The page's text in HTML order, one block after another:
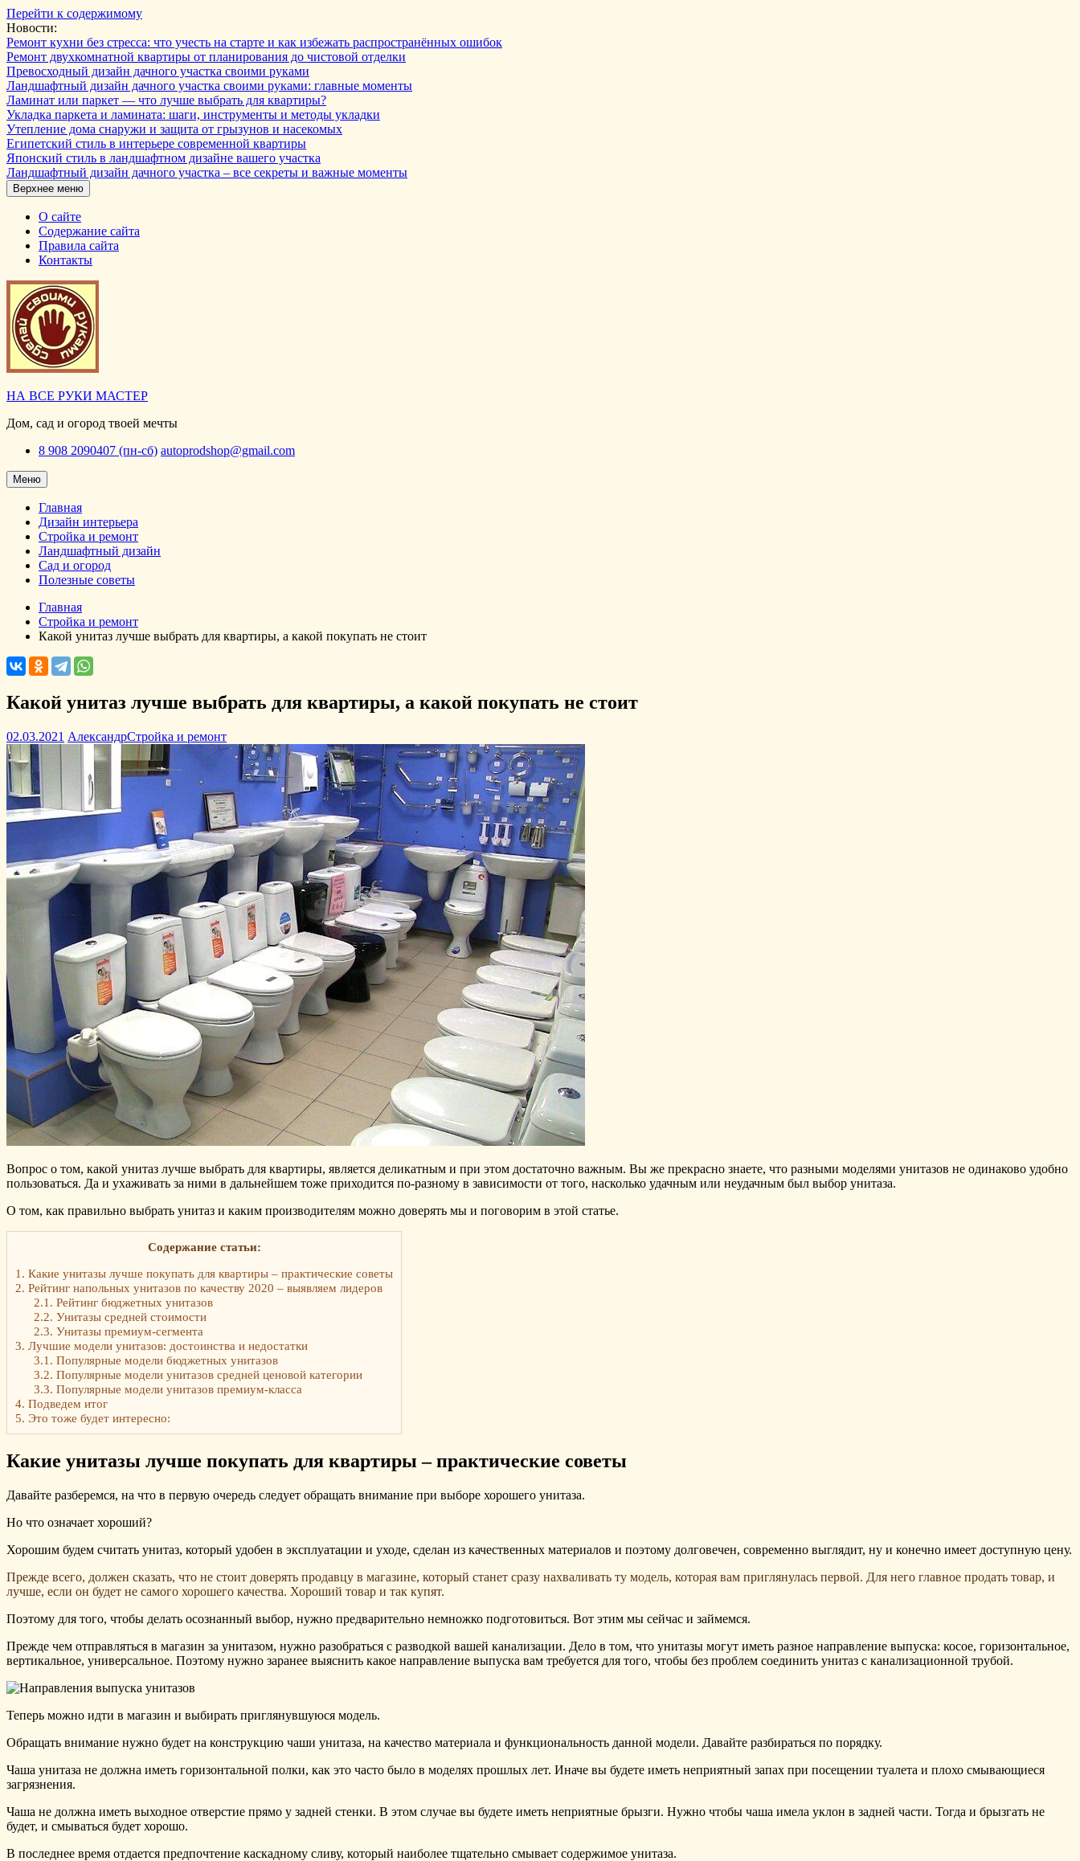
Перейти к содержимому
Новости:
Ремонт кухни без стресса: что учесть на старте и как избежать распространённых ошибок
Ремонт двухкомнатной квартиры от планирования до чистовой отделки
Превосходный дизайн дачного участка своими руками
Ландшафтный дизайн дачного участка своими руками: главные моменты
Ламинат или паркет — что лучше выбрать для квартиры?
Укладка паркета и ламината: шаги, инструменты и методы укладки
Утепление дома снаружи и защита от грызунов и насекомых
Египетский стиль в интерьере современной квартиры
Японский стиль в ландшафтном дизайне вашего участка
Ландшафтный дизайн дачного участка – все секреты и важные моменты
Верхнее меню
О сайте
Содержание сайта
Правила сайта
Контакты
НА ВСЕ РУКИ МАСТЕР
Дом, сад и огород твоей мечты
8 908 2090407 (пн-сб) autoprodshop@gmail.com
Меню
Главная
Дизайн интерьера
Стройка и ремонт
Ландшафтный дизайн
Сад и огород
Полезные советы
Главная
Стройка и ремонт
Какой унитаз лучше выбрать для квартиры, а какой покупать не стоит
Какой унитаз лучше выбрать для квартиры, а какой покупать не стоит
02.03.2021 АлександрСтройка и ремонт
Вопрос о том, какой унитаз лучше выбрать для квартиры, является деликатным и при этом достаточно важным. Вы же прекрасно знаете, что разными моделями унитазов не одинаково удобно
пользоваться. Да и ухаживать за ними в дальнейшем тоже приходится по-разному в зависимости от того, насколько удачным или неудачным был выбор унитаза.
О том, как правильно выбрать унитаз и каким производителям можно доверять мы и поговорим в этой статье.
Содержание статьи:
1. Какие унитазы лучше покупать для квартиры – практические советы
2. Рейтинг напольных унитазов по качеству 2020 – выявляем лидеров
2.1. Рейтинг бюджетных унитазов
2.2. Унитазы средней стоимости
2.3. Унитазы премиум-сегмента
3. Лучшие модели унитазов: достоинства и недостатки
3.1. Популярные модели бюджетных унитазов
3.2. Популярные модели унитазов средней ценовой категории
3.3. Популярные модели унитазов премиум-класса
4. Подведем итог
5. Это тоже будет интересно:
Какие унитазы лучше покупать для квартиры – практические советы
Давайте разберемся, на что в первую очередь следует обращать внимание при выборе хорошего унитаза.
Но что означает хороший?
Хорошим будем считать унитаз, который удобен в эксплуатации и уходе, сделан из качественных материалов и поэтому долговечен, современно выглядит, ну и конечно имеет доступную цену.
Прежде всего, должен сказать, что не стоит доверять продавцу в магазине, который станет сразу нахваливать ту модель, которая вам приглянулась первой. Для него главное продать товар, и
лучше, если он будет не самого хорошего качества. Хороший товар и так купят.
Поэтому для того, чтобы делать осознанный выбор, нужно предварительно немножко подготовиться. Вот этим мы сейчас и займемся.
Прежде чем отправляться в магазин за унитазом, нужно разобраться с разводкой вашей канализации. Дело в том, что унитазы могут иметь разное направление выпуска: косое, горизонтальное,
вертикальное, универсальное. Поэтому нужно заранее выяснить какое направление выпуска вам требуется для того, чтобы без проблем соединить унитаз с канализационной трубой.
Теперь можно идти в магазин и выбирать приглянувшуюся модель.
Обращать внимание нужно будет на конструкцию чаши унитаза, на качество материала и функциональность данной модели. Давайте разбираться по порядку.
Чаша унитаза не должна иметь горизонтальной полки, как это часто было в моделях прошлых лет. Иначе вы будете иметь неприятный запах при посещении туалета и плохо смывающиеся
загрязнения.
Чаша не должна иметь выходное отверстие прямо у задней стенки. В этом случае вы будете иметь неприятные брызги. Нужно чтобы чаша имела уклон в задней части. Тогда и брызгать не
будет, и смываться будет хорошо.
В последнее время отдается предпочтение каскадному сливу, который наиболее тщательно смывает содержимое унитаза.